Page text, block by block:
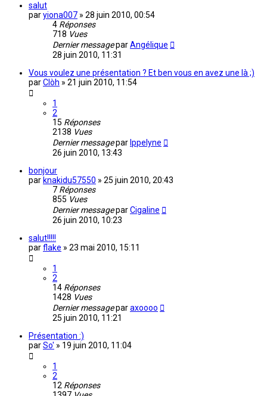
salut
paryiona007 » 28 juin 2010, 00:54
4 Réponses
718 Vues
Dernier messageparAngélique
28 juin 2010, 11:31
Vous voulez une présentation ? Et ben vous en avez une là ;)
parClòh » 21 juin 2010, 11:54
1
2
15 Réponses
2138 Vues
Dernier messagepar Ippelyne
26 juin 2010, 13:43
bonjour
par knakidu57550 » 25 juin 2010, 20:43
7 Réponses
855 Vues
Dernier messageparCigaline
26 juin 2010, 10:23
salut!!!!!
parflake » 23 mai 2010, 15:11
1
2
14 Réponses
1428 Vues
Dernier messageparaxoooo
25 juin 2010, 11:21
Présentation :)
parSo' » 19 juin 2010, 11:04
1
2
12 Réponses